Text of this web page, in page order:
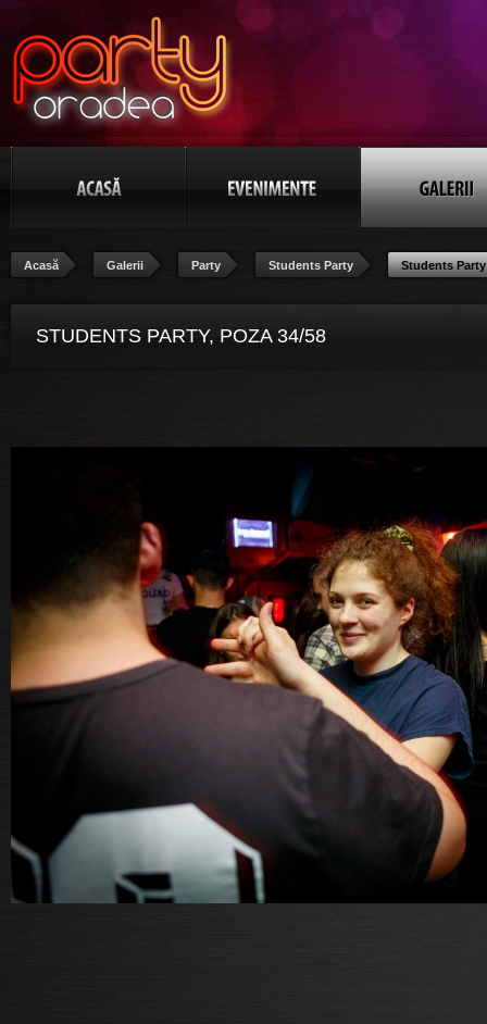
Acasă Galerii Party Students Party Students Party
STUDENTS PARTY, POZA 34/58